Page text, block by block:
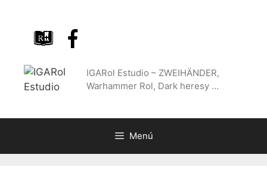
contenido
IGARol Estudio – ZWEIHÄNDER,
Warhammer Rol, Dark heresy …
Menú